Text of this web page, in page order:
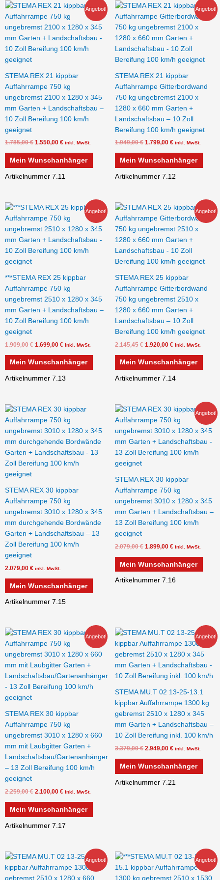
Angebot!
STEMA REX 21 kippbar
Auffahrrampe 750 kg
ungebremst 2100 x 1280 x 345
mm Garten + Landschaftsbau –
10 Zoll Bereifung 100 km/h
geeignet
1.785,00€
Ursprünglicher
war:
1.785,00 €
1.550,00 €
Aktueller
Preis
ist:
1.550,00 €.
inkl. MwSt.
Mein Wunschanhänger
Artikelnummer 7.11
Angebot!
STEMA REX 21 kippbar
Auffahrrampe Gitterbordwand
750 kg ungebremst 2100 x
1280 x 660 mm Garten +
Landschaftsbau – 10 Zoll
Bereifung 100 km/h geeignet
1.949,00€
Ursprünglicher
war:
1.949,00 €
1.799,00 €
Aktueller
Preis
ist:
1.799,00 €.
inkl. MwSt.
Mein Wunschanhänger
Artikelnummer 7.12
Angebot!
***STEMA REX 25 kippbar
Auffahrrampe 750 kg
ungebremst 2510 x 1280 x 345
mm Garten + Landschaftsbau –
10 Zoll Bereifung 100 km/h
geeignet
1.909,00€
Ursprünglicher
war:
1.909,00 €
1.699,00 €
Aktueller
Preis
ist:
1.699,00 €.
inkl. MwSt.
Mein Wunschanhänger
Artikelnummer 7.13
Angebot!
STEMA REX 25 kippbar
Auffahrrampe Gitterbordwand
750 kg ungebremst 2510 x
1280 x 660 mm Garten +
Landschaftsbau – 10 Zoll
Bereifung 100 km/h geeignet
2.145,45€
Ursprünglicher
war:
2.145,45 €
1.920,00 €
Aktueller
Preis
ist:
1.920,00 €.
inkl. MwSt.
Mein Wunschanhänger
Artikelnummer 7.14
STEMA REX 30 kippbar
Auffahrrampe 750 kg
ungebremst 3010 x 1280 x 345
mm durchgehende Bordwände
Garten + Landschaftsbau – 13
Zoll Bereifung 100 km/h
geeignet
2.079,00 € inkl. MwSt.
Mein Wunschanhänger
Artikelnummer 7.15
Angebot!
STEMA REX 30 kippbar
Auffahrrampe 750 kg
ungebremst 3010 x 1280 x 345
mm Garten + Landschaftsbau –
13 Zoll Bereifung 100 km/h
geeignet
2.079,00€
Ursprünglicher
war:
2.079,00 €
1.899,00 €
Aktueller
ist:
1.899,00 €.
inkl. MwSt.
Mein Wunschanhänger
Artikelnummer 7.16
Angebot!
STEMA REX 30 kippbar
Auffahrrampe 750 kg
ungebremst 3010 x 1280 x 660
mm mit Laubgitter Garten +
Landschaftsbau/Gartenanhänger
– 13 Zoll Bereifung 100 km/h
geeignet
2.259,00€
Ursprünglicher
war:
2.259,00 €
2.100,00 €
Aktueller
ist:
2.100,00 €.
inkl. MwSt.
Mein Wunschanhänger
Artikelnummer 7.17
Angebot!
STEMA MU.T 02 13-25-13.1
kippbar Auffahrrampe 1300 kg
gebremst 2510 x 1280 x 345
mm Garten + Landschaftsbau –
10 Zoll Bereifung inkl. 100 km/h
3.379,00€
Ursprünglicher
war:
3.379,00 €
2.949,00 €
Aktueller
ist:
2.949,00 €.
inkl. MwSt.
Mein Wunschanhänger
Artikelnummer 7.21
Angebot!
Ursprünglicher
war:
3.555,00 €
Aktueller
ist:
3.299,00 €.
Angebot!
Ursprünglicher
war:
3.510,00 €
Aktueller
ist:
2.899,00 €.